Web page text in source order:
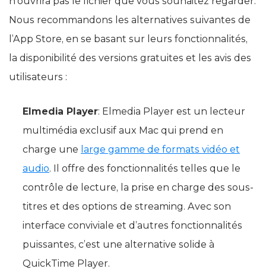
Nous recommandons les alternatives suivantes de
l’App Store, en se basant sur leurs fonctionnalités,
la disponibilité des versions gratuites et les avis des
utilisateurs :
Elmedia Player: Elmedia Player est un lecteur
multimédia exclusif aux Mac qui prend en
charge une large gamme de formats vidéo et
audio. Il offre des fonctionnalités telles que le
contrôle de lecture, la prise en charge des sous-
titres et des options de streaming. Avec son
interface conviviale et d’autres fonctionnalités
puissantes, c’est une alternative solide à
QuickTime Player.